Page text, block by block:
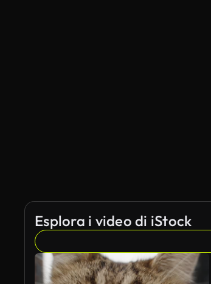
Esplora i video di iStock